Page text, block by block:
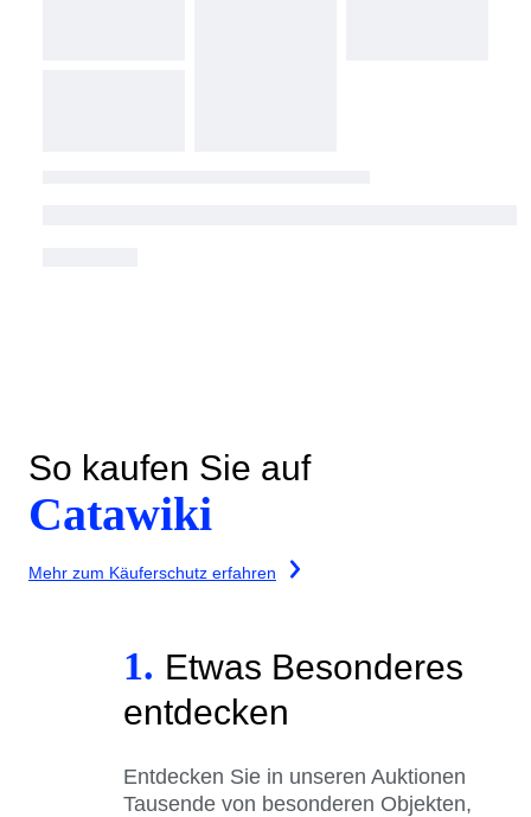
So kaufen Sie auf
Catawiki
Mehr zum Käuferschutz erfahren
1. Etwas Besonderes
entdecken
Entdecken Sie in unseren Auktionen
Tausende von besonderen Objekten,